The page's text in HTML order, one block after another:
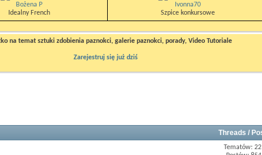
Bożena P
Idealny French
Ivonna70
Szpice konkursowe
na temat sztuki zdobienia paznokci, galerie paznokci, porady, Video Tutoriale
Zarejestruj się już dziś
Threads /
Tematów: 22